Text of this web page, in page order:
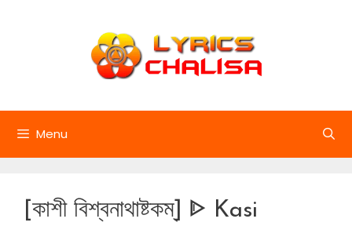
Menu
[কাশী বিশ্বনাথাষ্টকম্] ᐈ Kasi